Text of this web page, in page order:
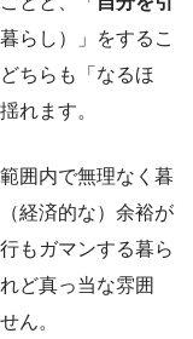
らし）」をするこ
ちらも「なるほ
れます。
囲内で無理なく暮
経済的な）余裕が
もガマンする暮ら
ど真っ当な雰囲
ん。